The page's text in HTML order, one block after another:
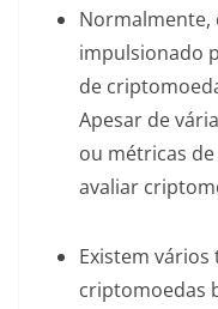
Normalmente,
impulsionado
de
Apesar de
ou métricas
avaliar
Existem
criptomoedas